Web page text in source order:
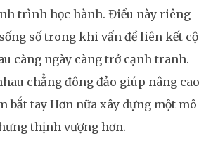
trình học hành. Điều này riêng
số trong khi vấn đề liên kết
càng ngày càng trở cạnh tranh.
chẳng đông đảo giúp nâng cao
bắt tay Hơn nữa xây dựng một mô
thịnh vượng hơn.